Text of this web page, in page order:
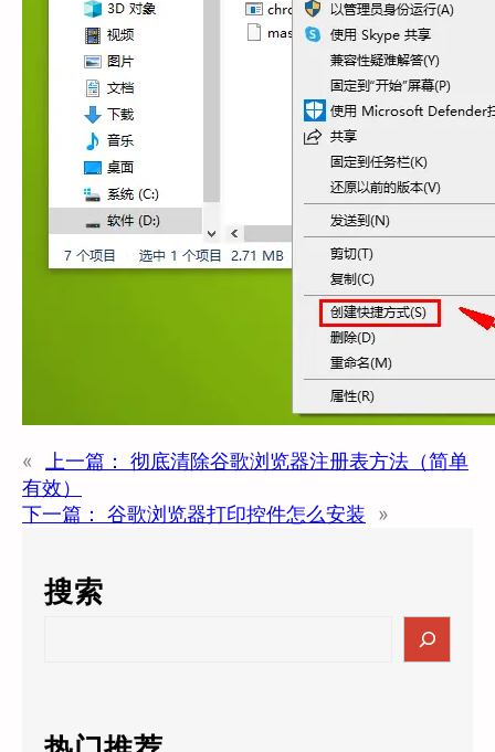
« 上一篇：
彻底清除谷歌浏览器注册表方法（简单
有效）
下一篇：
谷歌浏览器打印控件怎么安装 »
搜索
c